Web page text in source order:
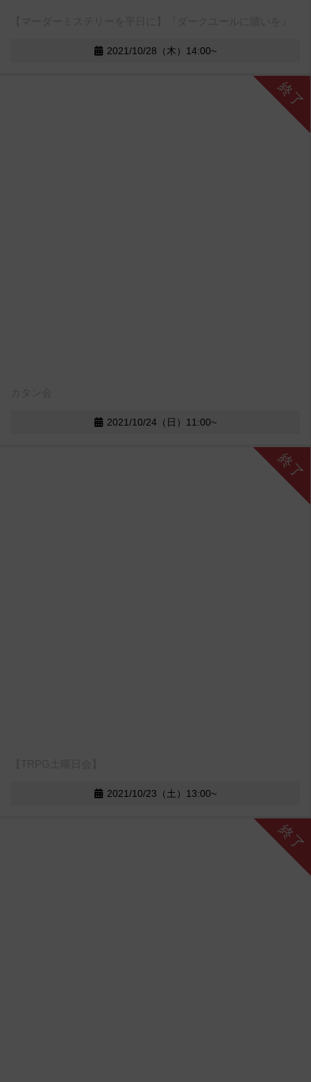
2021/10/28（木）14:00~
終了
2021/10/24（日）11:00~
終了
2021/10/23（土）13:00~
終了